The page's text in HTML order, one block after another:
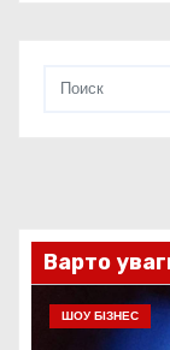
Варто
ШОУ БІЗНЕС